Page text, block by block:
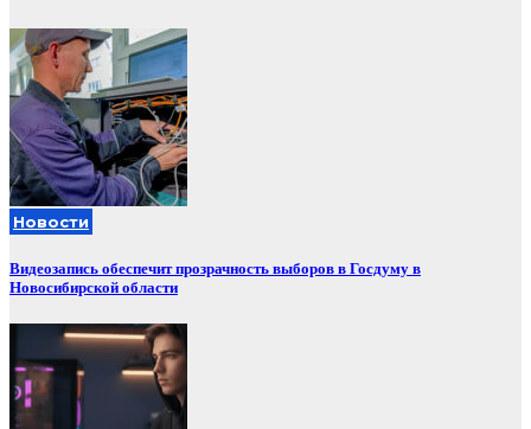
Новости
Видеозапись обеспечит прозрачность выборов в Госдуму в
Новосибирской области